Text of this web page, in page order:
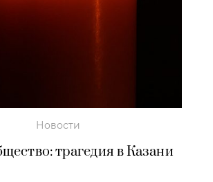
Новости
трагедия в Казани